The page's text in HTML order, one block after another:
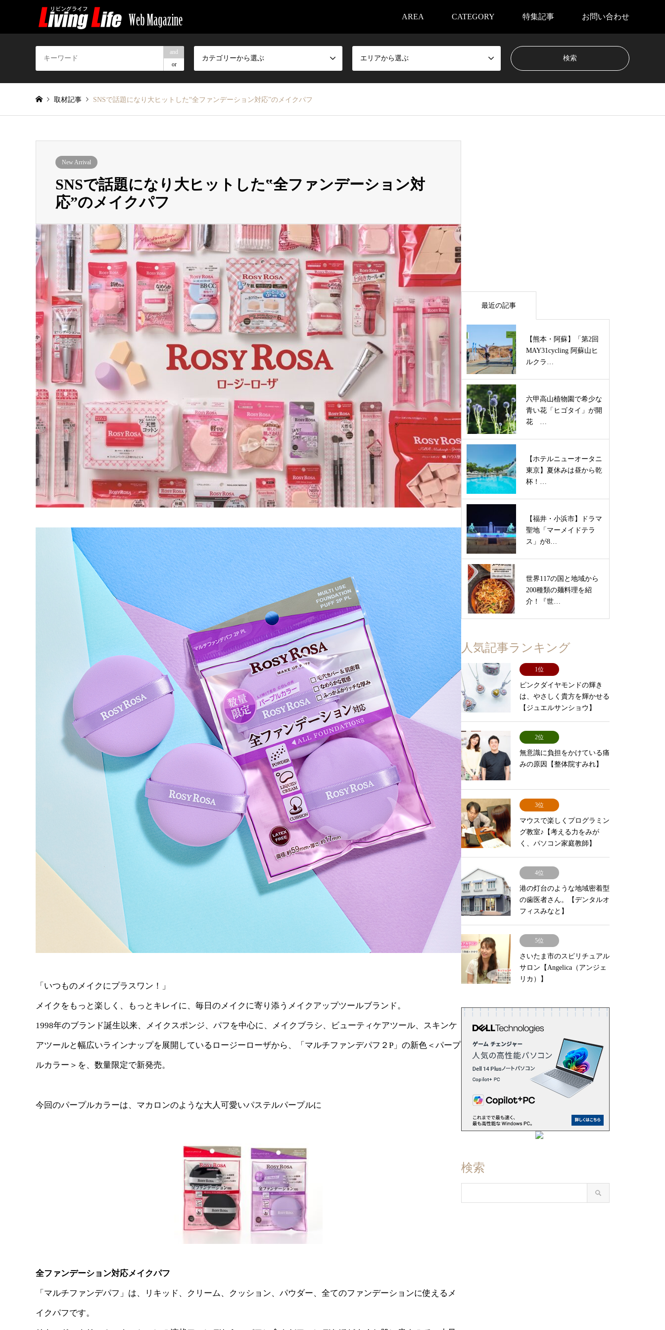
AREA CATEGORY 特集記事 お問い合わせ
and
or
カテゴリーから選ぶ エリアから選ぶ
取材記事 SNSで話題になり大ヒットした‟全ファンデーション対応”のメイクパフ
New Arrival
SNSで話題になり大ヒットした‟全ファンデーション対
応”のメイクパフ
「いつものメイクにプラスワン！」
メイクをもっと楽しく、もっとキレイに、毎日のメイクに寄り添うメイクアップツールブランド。
1998年のブランド誕生以来、メイクスポンジ、パフを中心に、メイクブラシ、ビューティケアツール、スキンケ
アツールと幅広いラインナップを展開しているロージーローザから、「マルチファンデパフ２P」の新色＜パープ
ルカラー＞を、数量限定で新発売。
今回のパープルカラーは、マカロンのような大人可愛いパステルパープルに
全ファンデーション対応メイクパフ
「マルチファンデパフ」は、リキッド、クリーム、クッション、パウダー、全てのファンデーションに使えるメ
イクパフです。
最近の記事
【熊本・阿蘇】「第2回
MAY31cycling 阿蘇山ヒ
ルクラ…
六甲高山植物園で希少な
青い花「ヒゴタイ」が開
花 …
【ホテルニューオータニ
東京】夏休みは昼から乾
杯！…
【福井・小浜市】ドラマ
聖地「マーメイドテラ
ス」が8…
世界117の国と地域から
200種類の麺料理を紹
介！『世…
人気記事ランキング
1位
ピンクダイヤモンドの輝き
は、やさしく貴方を輝かせる
【ジュエルサンショウ】
2位
無意識に負担をかけている痛
みの原因【整体院すみれ】
3位
マウスで楽しくプログラミン
グ教室♪【考える力をみが
く、パソコン家庭教師】
4位
港の灯台のような地域密着型
の歯医者さん。【デンタルオ
フィスみなと】
5位
さいたま市のスピリチュアル
サロン【Angelica（アンジェ
リカ）】
検索